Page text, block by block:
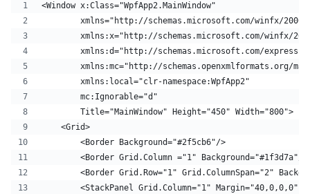
<Window x:Class="WpfApp2.MainWindow"
xmlns="http://schemas.microsoft.com/winfx/
xmlns:x="http://schemas.microsoft.com/winfx/
xmlns:d="http://schemas.microsoft.com/
xmlns:mc="http://schemas.openxmlformats.org/
        xmlns:local="clr-namespace:WpfApp2"
        mc:Ignorable="d"
        Title="MainWindow" Height="450" Width="800">
    <Grid>
        <Border Background="#2f5cb6"/>
        <Border Grid.Column ="1" Background="#1f3d7a"/>
<Border Grid.Row="1" Grid.ColumnSpan="2"
<StackPanel Grid.Column="1" Margin="40,0,0,0"